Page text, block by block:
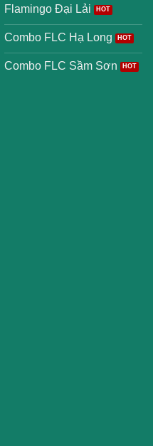
Flamingo Đại Lải
Combo FLC Hạ Long
Combo FLC Sầm Sơn